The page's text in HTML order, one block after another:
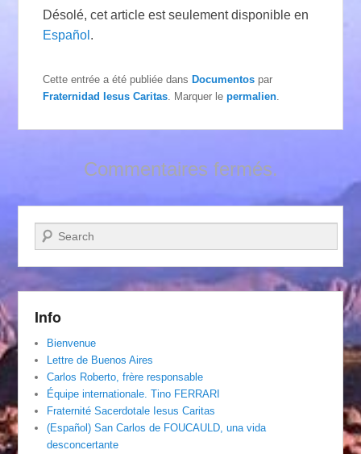
Désolé, cet article est seulement disponible en
Español .
Cette entrée a été publiée dansDocumentos par
Fraternidad Iesus Caritas . Marquer lepermalien
Commentaires fermés.
Recherche
Info
Bienvenue
Lettre de Buenos Aires
Carlos Roberto, frère responsable
Équipe internationale. Tino FERRARI
Fraternité Sacerdotale Iesus Caritas
(Español) San Carlos de FOUCAULD, una vida
desconcertante